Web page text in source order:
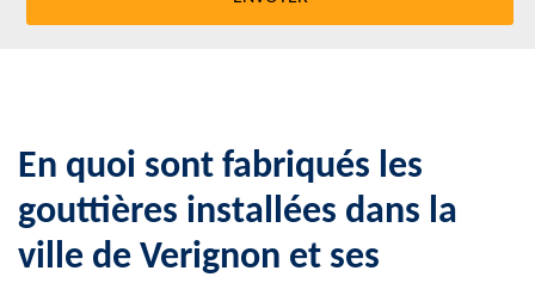
En quoi sont fabriqués les
gouttières installées dans la
ville de Verignon et ses